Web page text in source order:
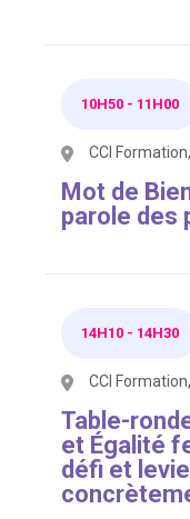
10H50 - 11H00
CCI
Mot de
parole des
14H10 - 14H30
CCI
Table-
et Égalité
défi et